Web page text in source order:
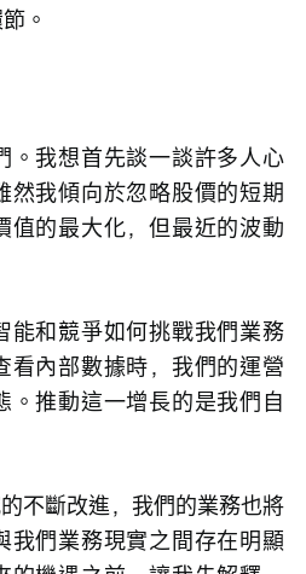
。
。我想首先談一談許多人心
然我傾向於忽略股價的短期
值的最大化，但最近的波動
能和競爭如何挑戰我們業務
看內部數據時，我們的運營
。推動這一增長的是我們自
不斷改進，我們的業務也將
我們業務現實之間存在明顯